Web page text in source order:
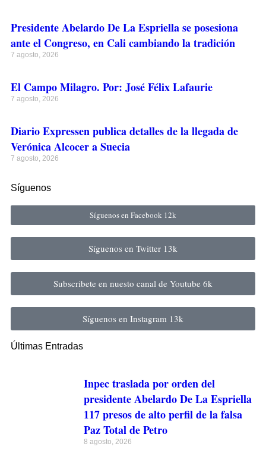
Presidente Abelardo De La Espriella se posesiona
ante el Congreso, en Cali cambiando la tradición
7 agosto, 2026
El Campo Milagro. Por: José Félix Lafaurie
7 agosto, 2026
Diario Expressen publica detalles de la llegada de
Verónica Alcocer a Suecia
7 agosto, 2026
Síguenos
Síguenos en Facebook 12k
Síguenos en Twitter 13k
Subscribete en nuesto canal de Youtube 6k
Síguenos en Instagram 13k
Últimas Entradas
Inpec traslada por orden del
presidente Abelardo De La Espriella
117 presos de alto perfil de la falsa
Paz Total de Petro
8 agosto, 2026